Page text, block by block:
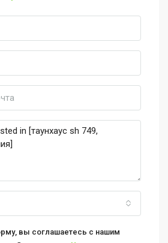
вы соглашаетесь с нашим